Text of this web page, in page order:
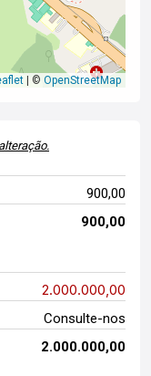
© OpenStreetMap
900,00
900,00
2.000.000,00
Consulte-nos
2.000.000,00